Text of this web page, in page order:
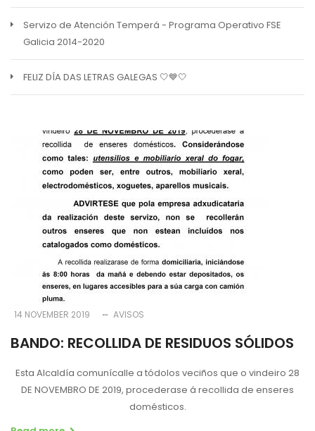
Servizo de Atención Temperá - Programa Operativo FSE
Galicia 2014-2020
FELIZ DÍA DAS LETRAS GALEGAS 🤍💙🤍
14 NOVEMBER 2019 AVISOS
BANDO: RECOLLIDA DE RESIDUOS SÓLIDOS
Esta Alcaldía comunícalle a tódolos veciños que o vindeiro 28
DE NOVEMBRO DE 2019, procederase á recollida de enseres
domésticos.